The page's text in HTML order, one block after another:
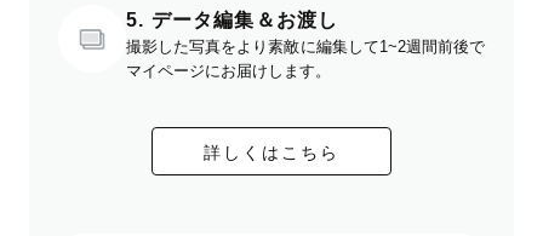
5. データ編集＆お渡し
撮影した写真をより素敵に編集して1~2週間前後で
マイページにお届けします。
詳しくはこちら